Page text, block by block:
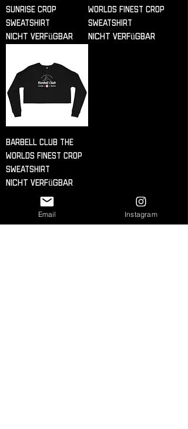
Sunrise Crop
Sweatshirt
Nicht verfügbar
worlds finest Crop
Sweatshirt
Nicht verfügbar
Barbell Club the
worlds finest Crop
Sweatshirt
Nicht verfügbar
Email Instagram